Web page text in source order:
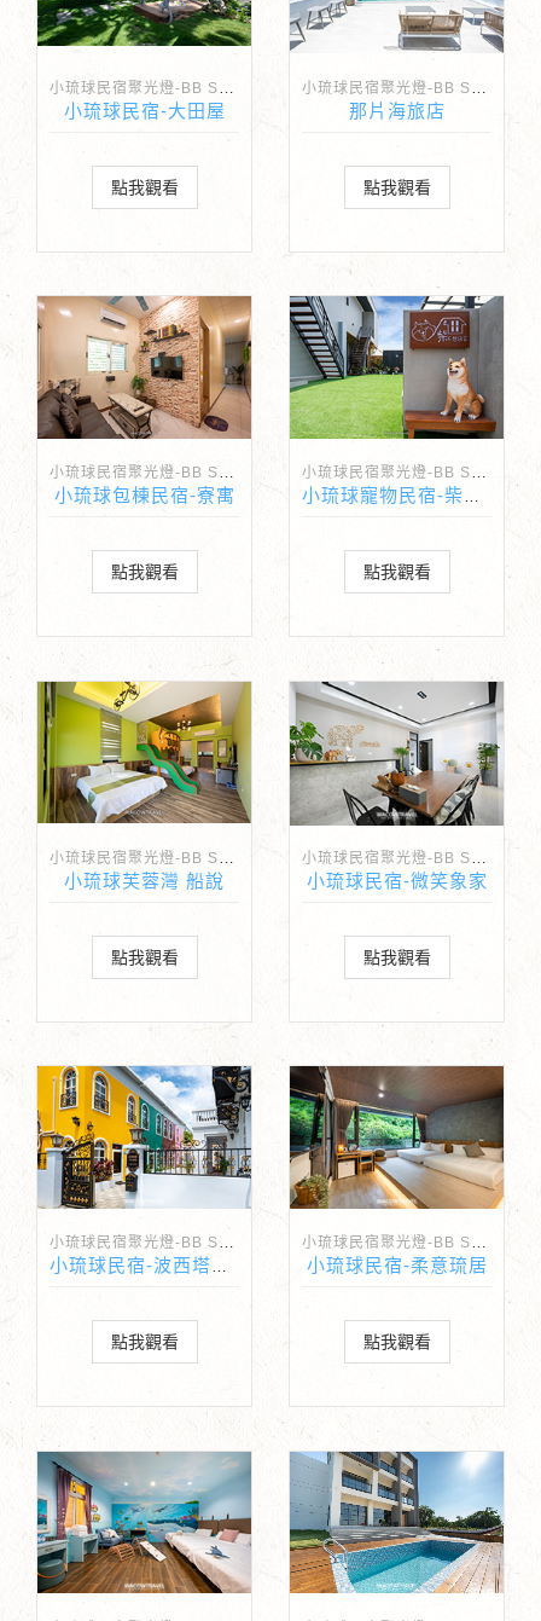
小琉球民宿-大田屋
點我觀看
那片海旅店
點我觀看
小琉球民宿聚光燈-BB Spotlight
小琉球包棟民宿-寮寓
點我觀看
小琉球民宿聚光燈-BB Spotlight
小琉球寵物民宿-柴不想回家
點我觀看
小琉球芙蓉灣 船說
點我觀看
小琉球民宿-微笑象家
點我觀看
小琉球民宿聚光燈-BB Spotlight
小琉球民宿-波西塔諾Villa旅店
點我觀看
小琉球民宿聚光燈-BB Spotlight
小琉球民宿-柔意琉居
點我觀看